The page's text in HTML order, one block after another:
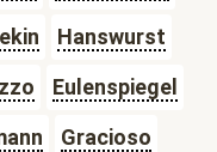
Hanswurst
Eulenspiegel
Gracioso